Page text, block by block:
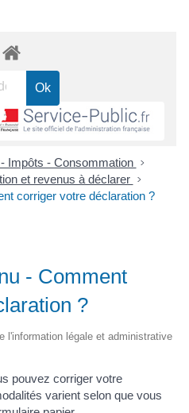
Impôts - Consommation >
et revenus à déclarer >
corriger votre déclaration ?
- Comment
?
l'information légale et administrative
pouvez corriger votre
varient selon que vous